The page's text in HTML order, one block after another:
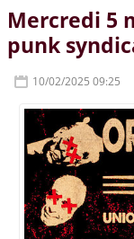
Mercredi 5
punk
10/02/2025 09:25